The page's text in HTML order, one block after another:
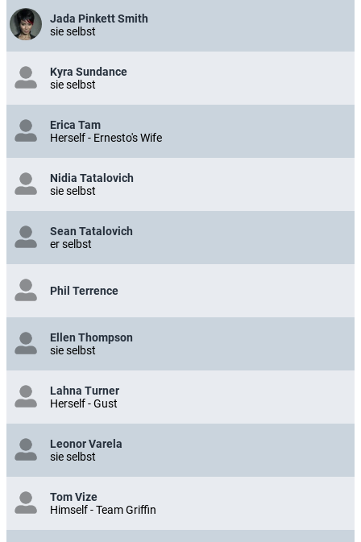
Jada Pinkett Smith
sie selbst
Kyra Sundance
sie selbst
Erica Tam
Herself - Ernesto's Wife
Nidia Tatalovich
sie selbst
Sean Tatalovich
er selbst
Phil Terrence
Ellen Thompson
sie selbst
Lahna Turner
Herself - Gust
Leonor Varela
sie selbst
Tom Vize
Himself - Team Griffin